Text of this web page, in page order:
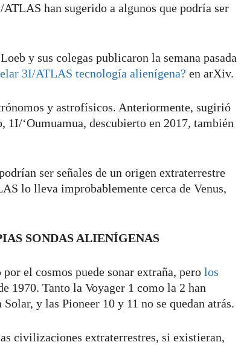
han sugerido a algunos que podría ser
y sus colegas publicaron la semana pasada
3I/ATLAS tecnología alienígena? en arXiv.
y astrofísicos. Anteriormente, sugirió
ʻOumuamua, descubierto en 2017, también
ser señales de un origen extraterrestre
lo lleva improbablemente cerca de Venus,
SONDAS ALIENÍGENAS
el cosmos puede sonar extraña, pero los
1970. Tanto la Voyager 1 como la 2 han
y las Pioneer 10 y 11 no se quedan atrás.
civilizaciones extraterrestres, si existieran,